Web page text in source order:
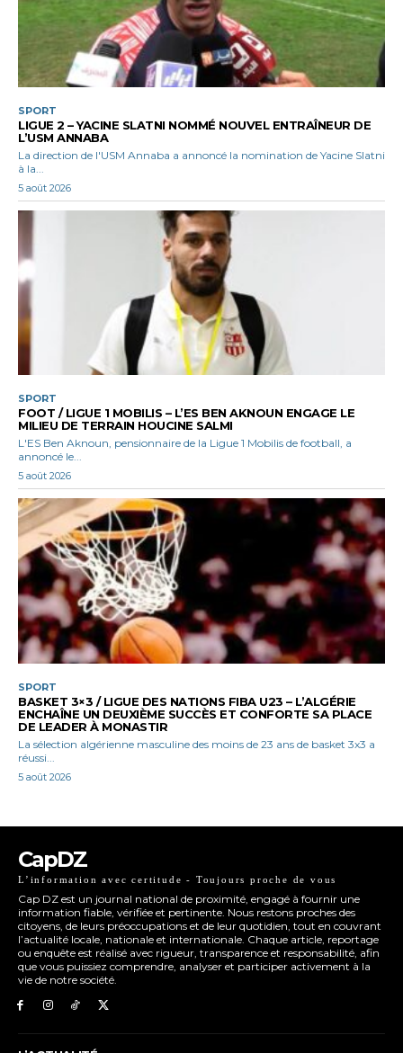
SPORT
LIGUE 2 – YACINE SLATNI NOMMÉ NOUVEL ENTRAÎNEUR DE
L’USM ANNABA
La direction de l'USM Annaba a annoncé la nomination de Yacine Slatni
à la...
5 août 2026
SPORT
FOOT / LIGUE 1 MOBILIS – L’ES BEN AKNOUN ENGAGE LE
MILIEU DE TERRAIN HOUCINE SALMI
L'ES Ben Aknoun, pensionnaire de la Ligue 1 Mobilis de football, a
annoncé le...
5 août 2026
SPORT
BASKET 3×3 / LIGUE DES NATIONS FIBA U23 – L’ALGÉRIE
ENCHAÎNE UN DEUXIÈME SUCCÈS ET CONFORTE SA PLACE
DE LEADER À MONASTIR
La sélection algérienne masculine des moins de 23 ans de basket 3x3 a
réussi...
5 août 2026
CapDZ
L’information avec certitude - Toujours proche de vous
Cap DZ est un journal national de proximité, engagé à fournir une
information fiable, vérifiée et pertinente. Nous restons proches des
citoyens, de leurs préoccupations et de leur quotidien, tout en couvrant
l’actualité locale, nationale et internationale. Chaque article, reportage
ou enquête est réalisé avec rigueur, transparence et responsabilité, afin
que vous puissiez comprendre, analyser et participer activement à la
vie de notre société.